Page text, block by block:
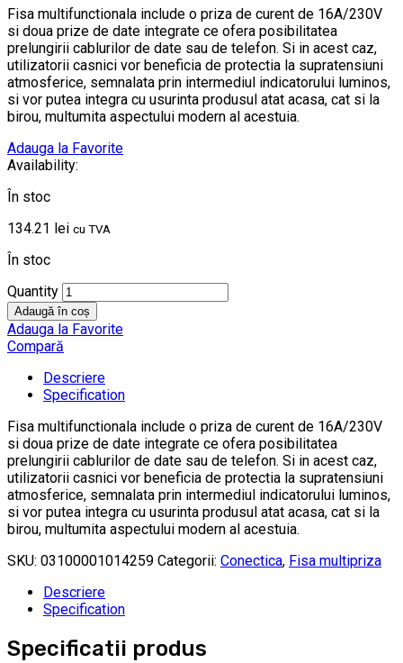
Fisa multifunctionala include o priza de curent de 16A/230V
si doua prize de date integrate ce ofera posibilitatea
prelungirii cablurilor de date sau de telefon. Si in acest caz,
utilizatorii casnici vor beneficia de protectia la supratensiuni
atmosferice, semnalata prin intermediul indicatorului luminos,
si vor putea integra cu usurinta produsul atat acasa, cat si la
birou, multumita aspectului modern al acestuia.
Adauga la Favorite
Availability:
În stoc
134.21 lei cu TVA
În stoc
Quantity
Adaugă în coș
Adauga la Favorite
Compară
Descriere
Specification
Fisa multifunctionala include o priza de curent de 16A/230V
si doua prize de date integrate ce ofera posibilitatea
prelungirii cablurilor de date sau de telefon. Si in acest caz,
utilizatorii casnici vor beneficia de protectia la supratensiuni
atmosferice, semnalata prin intermediul indicatorului luminos,
si vor putea integra cu usurinta produsul atat acasa, cat si la
birou, multumita aspectului modern al acestuia.
SKU: 03100001014259 Categorii: Conectica, Fisa multipriza
Descriere
Specification
Specificatii produs